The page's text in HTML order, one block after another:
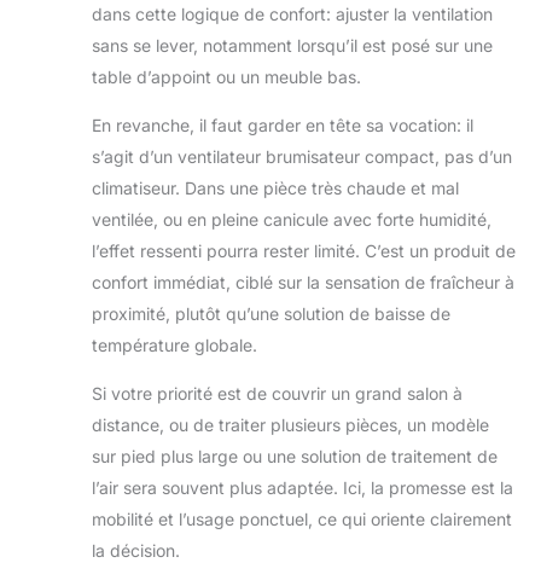
norme UL746C.
AUTONOMIE DU
VENTILATEUR 5
BRUMISATION) :
vitesse 1 – jusqu’à
12 h, Vitesse 3 –
jusqu’à 3,5 h,
Vitesse 5 – jusqu’à
1 h PORTABLE ET
PERSONNALISABLE
compact et
accessoires
(vendus
séparément)
incluent : Chargeur
de voiture et sac de
transport.
dans cette logique de confort: ajuster la ventilation
sans se lever, notamment lorsqu’il est posé sur une
table d’appoint ou un meuble bas.
En revanche, il faut garder en tête sa vocation: il
s’agit d’un ventilateur brumisateur compact, pas d’un
climatiseur. Dans une pièce très chaude et mal
ventilée, ou en pleine canicule avec forte humidité,
l’effet ressenti pourra rester limité. C’est un produit de
confort immédiat, ciblé sur la sensation de fraîcheur à
proximité, plutôt qu’une solution de baisse de
température globale.
Si votre priorité est de couvrir un grand salon à
distance, ou de traiter plusieurs pièces, un modèle
sur pied plus large ou une solution de traitement de
l’air sera souvent plus adaptée. Ici, la promesse est la
mobilité et l’usage ponctuel, ce qui oriente clairement
la décision.